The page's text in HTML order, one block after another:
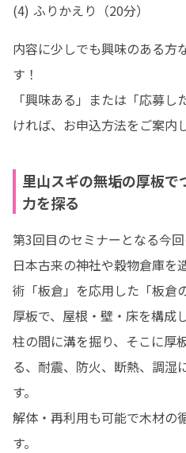
(4) ふりかえり（20分）
内容に少しでも興味のある方
す！
「興味ある」または「応募
ければ、お申込方法をご案内
里山スギの無垢の厚板
力を探る
第3回目のセミナーとなる今
日本古来の神社や穀物倉庫を
術「板倉」を応用した「板倉
厚板で、屋根・壁・床を構成し
柱の間に溝を掘り、そこに厚
る、耐震、防火、断熱、調湿
す。
解体・再利⽤も可能で⽊材の
す。